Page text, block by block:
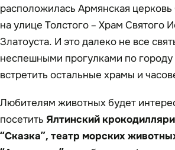
расположилась Армянская
на улице Толстого – Храм Святого
Златоуста. И это далеко не все
неспешными прогулками по
встретить остальные храмы и
Любителям животных будет
посетить Ялтинский
“Сказка”, театр морских